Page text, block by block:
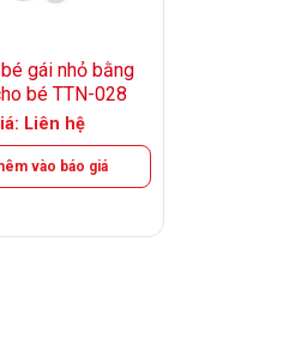
gái nhỏ bằng
bé TTN-028
Liên hệ
vào báo giá